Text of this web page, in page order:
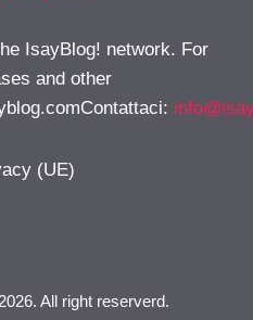
IsayBlog! network. For
and other
:
(UE)
All right reserverd.